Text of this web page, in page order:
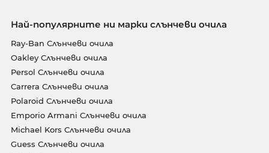
Най-популярните ни марки слънчеви очила
Ray-Ban Слънчеви очила
Oakley Слънчеви очила
Persol Слънчеви очила
Carrera Слънчеви очила
Polaroid Слънчеви очила
Emporio Armani Слънчеви очила
Michael Kors Слънчеви очила
Guess Слънчеви очила